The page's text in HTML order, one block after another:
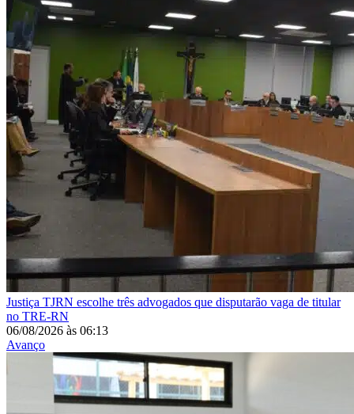
Justiça TJRN escolhe três advogados que disputarão vaga de titular
no TRE-RN
06/08/2026 às 06:13
Avanço